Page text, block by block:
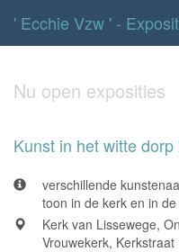
' Ecchie Vzw ' -
Nu open exposities
Kunst in het witte
verschillende
toon in de kerk en in de
Kerk van Lissewege,
Vrouwekerk,